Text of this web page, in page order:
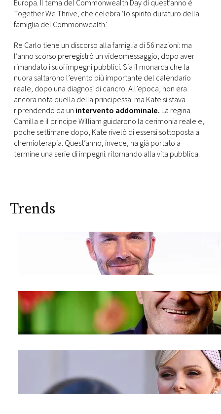
CONSIGLIA
Europa. Il tema del Commonwealth Day di quest’anno è
Together We Thrive, che celebra ‘lo spirito duraturo della
famiglia del Commonwealth’.
Re Carlo tiene un discorso alla famiglia di 56 nazioni: ma
l’anno scorso preregistrò un videomessaggio, dopo aver
rimandato i suoi impegni pubblici. Sia il monarca che la
nuora saltarono l’evento più importante del calendario
reale, dopo una diagnosi di cancro. All’epoca, non era
ancora nota quella della principessa: ma Kate si stava
riprendendo da un intervento addominale. La regina
Camilla e il principe William guidarono la cerimonia reale e,
poche settimane dopo, Kate rivelò di essersi sottoposta a
chemioterapia. Quest’anno, invece, ha già portato a
termine una serie di impegni: ritornando alla vita pubblica.
Trends